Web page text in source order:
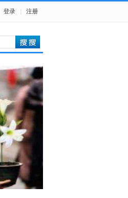
登录 注册